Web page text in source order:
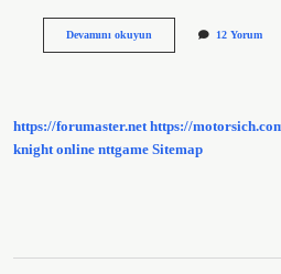
Devamını okuyunFatih
12 Yorum
https://forumaster.net https://
knight online nttgame Sitemap